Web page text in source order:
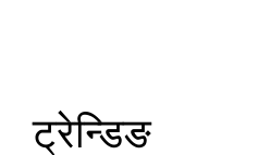
ट्रेन्डिङ